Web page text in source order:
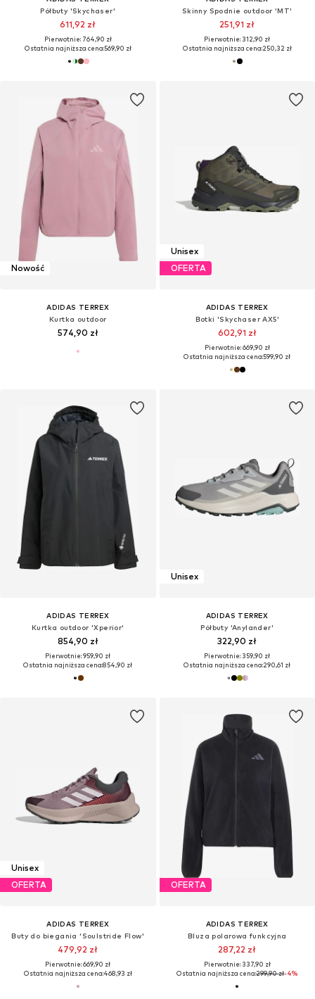
Półbuty 'Skychaser'
611,92 zł
Pierwotnie: 764,90 zł
Ostatnia najniższa cena:569,90 zł
Skinny Spodnie outdoor 'MT'
251,91 zł
Pierwotnie: 312,90 zł
Ostatnia najniższa cena:250,32 zł
Nowość
ADIDAS TERREX
Kurtka outdoor
574,90 zł
Unisex
OFERTA
ADIDAS TERREX
Botki 'Skychaser AX5'
602,91 zł
Pierwotnie: 669,90 zł
Ostatnia najniższa cena:599,90 zł
ADIDAS TERREX
Kurtka outdoor 'Xperior'
854,90 zł
Pierwotnie: 959,90 zł
Ostatnia najniższa cena:854,90 zł
Unisex
ADIDAS TERREX
Półbuty 'Anylander'
322,90 zł
Pierwotnie: 359,90 zł
Ostatnia najniższa cena:290,61 zł
Unisex
OFERTA
ADIDAS TERREX
Buty do biegania 'Soulstride Flow'
479,92 zł
Pierwotnie: 669,90 zł
Ostatnia najniższa cena:468,93 zł
OFERTA
ADIDAS TERREX
Bluza polarowa funkcyjna
287,22 zł
Pierwotnie: 337,90 zł
Ostatnia najniższa cena:299,90 zł-4%